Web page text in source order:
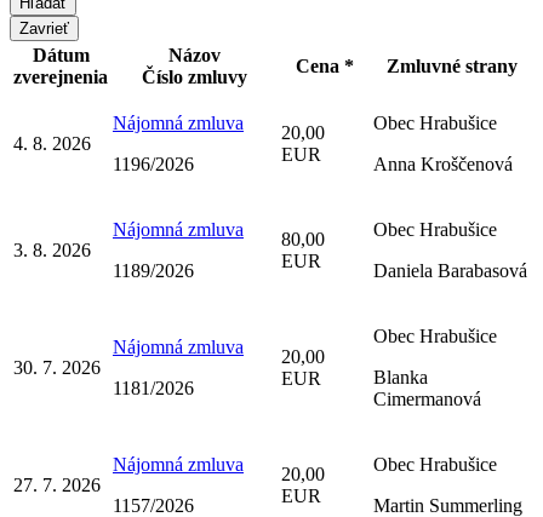
Zavrieť
Dátum
zverejnenia
Názov
Číslo zmluvy
Cena * Zmluvné strany
4. 8. 2026
Nájomná zmluva
1196/2026
20,00
EUR
Obec Hrabušice
Anna Kroščenová
3. 8. 2026
Nájomná zmluva
1189/2026
80,00
EUR
Obec Hrabušice
Daniela Barabasová
30. 7. 2026
Nájomná zmluva
1181/2026
20,00
EUR
Obec Hrabušice
Blanka
Cimermanová
27. 7. 2026
Nájomná zmluva
1157/2026
20,00
EUR
Obec Hrabušice
Martin Summerling